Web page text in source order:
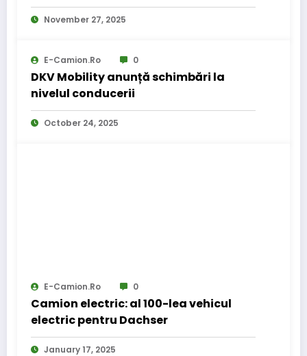
pentru transporturi
November 27, 2025
E-Camion.ro 0
DKV Mobility anunță schimbări la
nivelul conducerii
October 24, 2025
E-Camion.ro 0
Camion electric: al 100-lea vehicul
electric pentru Dachser
January 17, 2025